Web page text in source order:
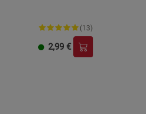
(13)
2,99 €